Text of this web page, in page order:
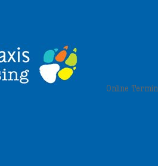
Online Termin